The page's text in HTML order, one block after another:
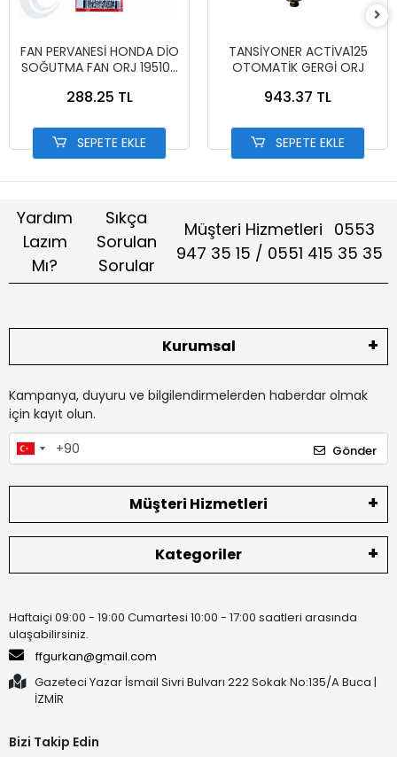
FAN PERVANESİ HONDA DİO
SOĞUTMA FAN ORJ 19510-
288.25 TL
SEPETE EKLE
TANSİYONER ACTİVA125
OTOMATİK GERGİ ORJ
943.37 TL
SEPETE EKLE
Yardım
Lazım
Mı?
Sıkça
Sorulan
Sorular
Müşteri Hizmetleri 0553
947 35 15 / 0551 415 35 35
Kurumsal
Kampanya, duyuru ve bilgilendirmelerden haberdar olmak
için kayıt olun.
Gönder
Müşteri Hizmetleri
Kategoriler
Haftaiçi 09:00 - 19:00 Cumartesi 10:00 - 17:00 saatleri arasında
ulaşabilirsiniz.
ffgurkan@gmail.com
Gazeteci Yazar İsmail Sivri Bulvarı 222 Sokak No:135/A Buca |
İZMİR
Bizi Takip Edin